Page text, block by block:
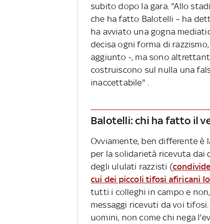
subito dopo la gara. "Allo
che ha fatto Balotelli – ha
ha avviato una gogna
decisa ogni forma di
aggiunto -, ma sono
costruiscono sul nulla una
inaccettabile" .
Balotelli: chi ha fatto il
Ovviamente, ben differente è
per la solidarietà ricevuta dai
degli ululati razzisti (
cui dei piccoli tifosi afiricani
tutti i colleghi in campo e
messaggi ricevuti da voi
uomini, non come chi nega